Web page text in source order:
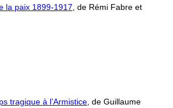
la paix 1899-1917, de Rémi Fabre et
tragique à l’Armistice, de Guillaume